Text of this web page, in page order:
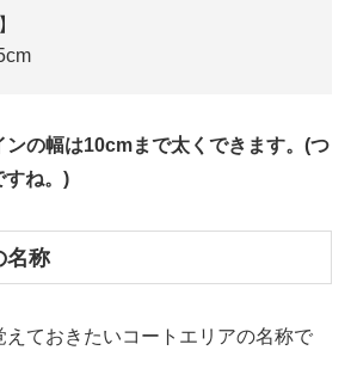
ンの幅は10cmまで太くできます。(つ
すね。)
名称
えておきたいコートエリアの名称で